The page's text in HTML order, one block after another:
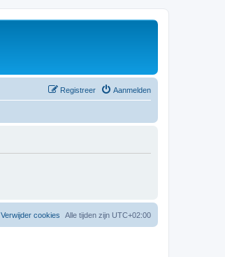
Aanmelden
Registreer
Alle tijden zijn UTC+02:00
Verwijder cookies